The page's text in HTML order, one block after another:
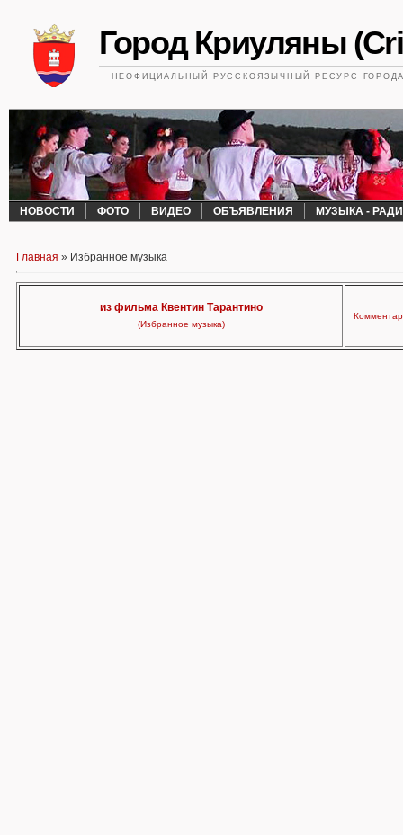
Город Криуляны
НЕОФИЦИАЛЬНЫЙ РУССКОЯЗЫЧНЫЙ РЕСУРС
НОВОСТИ ФОТО ВИДЕО ОБЪЯВЛЕНИЯ МУЗЫКА -
Главная » Избранное музыка
из фильма Квентин Тарантино
(Избранное музыка)